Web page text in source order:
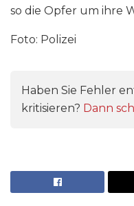
so die Opfer um ihre
Foto: Polizei
Haben Sie Fehler
kritisieren? Dann